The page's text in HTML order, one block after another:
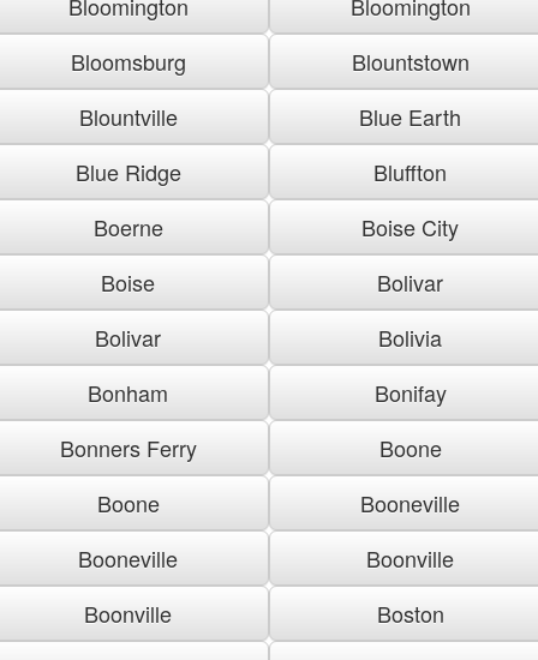
Bloomsburg
Blountstown
Blountville
Blue Earth
Blue Ridge
Bluffton
Boerne
Boise City
Boise
Bolivar
Bolivar
Bolivia
Bonham
Bonifay
Bonners Ferry
Boone
Boone
Booneville
Booneville
Boonville
Boonville
Boston